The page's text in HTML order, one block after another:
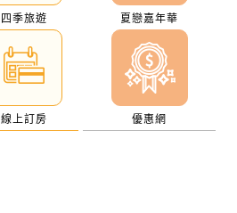
四季旅遊
線上訂房
夏戀嘉年華
優惠網